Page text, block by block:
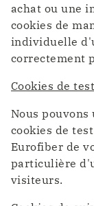
achat ou une
cookies de
individuelle
correctement
Cookies de
Nous
cookies de
Eurofiber de
particulière
visiteurs.